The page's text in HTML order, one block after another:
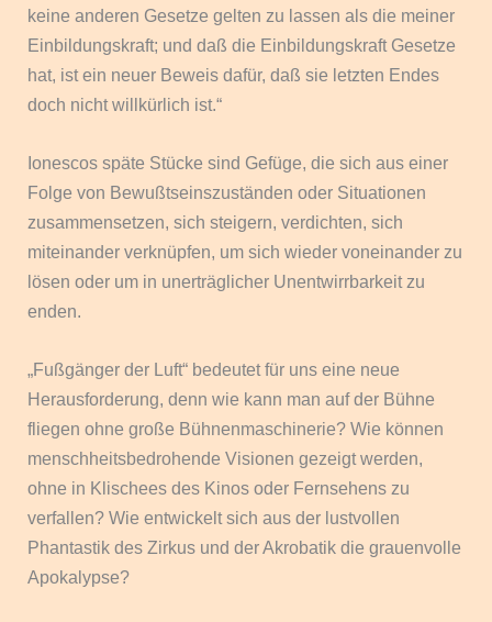
keine anderen Gesetze gelten zu lassen als die meiner
Einbildungskraft; und daß die Einbildungskraft Gesetze
hat, ist ein neuer Beweis dafür, daß sie letzten Endes
doch nicht willkürlich ist.“
Ionescos späte Stücke sind Gefüge, die sich aus einer
Folge von Bewußtseinszuständen oder Situationen
zusammensetzen, sich steigern, verdichten, sich
miteinander verknüpfen, um sich wieder voneinander zu
lösen oder um in unerträglicher Unentwirrbarkeit zu
enden.
„Fußgänger der Luft“ bedeutet für uns eine neue
Herausforderung, denn wie kann man auf der Bühne
fliegen ohne große Bühnenmaschinerie? Wie können
menschheitsbedrohende Visionen gezeigt werden,
ohne in Klischees des Kinos oder Fernsehens zu
verfallen? Wie entwickelt sich aus der lustvollen
Phantastik des Zirkus und der Akrobatik die grauenvolle
Apokalypse?